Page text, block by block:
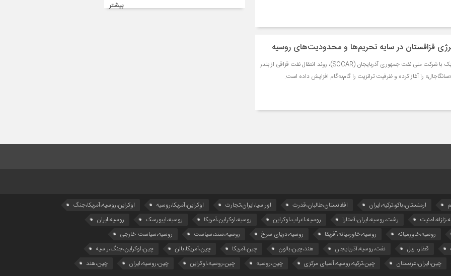
قزاقستان در سایه تحریم‌ها و محدودیت‌های روسیه
دولت آستانه با همکاری نزدیک با شرکت ملی نفت جمهوری آذربایجان (SOCAR)، روند انتقال نفت قزاقی از بندر
«سانگاجال» را آغاز کرده و ظرفیت ترانزیت را گام‌به‌گام افزایش داده است.
بیشتر
ارمنستان،باکو،ترکیه،ایران افغانستان،طالبان،قدرت اوراسیا،ایران،تجارت اوکراین،آمریکا،روسیه
اوکراین،روسیه،آمریکا،جنگ
رشت،روسیه،ایران،آستارا روسیه،اعراب،اوکراین روسیه،اوکراین،آمریکا روسیه،ایبورسک
روسیه،ایران
روسیه،خاورمیانه روسیه،خاورمیانه،آفریقا روسیه،دریای سرخ روسیه،سند،سیاست
روسیه،سیاست خارجی
قطار، ریل نفت،روسیه،آذربایجان هند،چین،بالون چین،آمریکا چین،آمریکا،بالن
چین،اوکراین،جنگ،ر.سیه
چین،ایران،عربستان چین،ترکیه،روسیه،آسیای مرکزی چین،روسیه چین،روسیه،اوکراین چین،روسیه،ایران
چین،هند